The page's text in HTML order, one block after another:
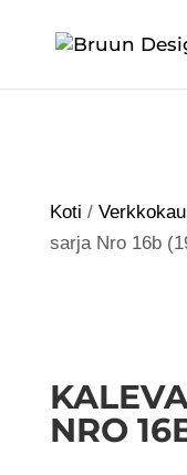
Koti /
sarja Nro 16b
NRO